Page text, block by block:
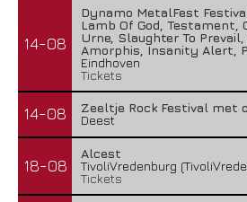
14-08
Dynamo MetalFest
Lamb Of God, Testament,
Urne, Slaughter To
Amorphis, Insanity Alert,
Eindhoven
Tickets
14-08
Zeeltje Rock Festival met
Deest
18-08
Alcest
TivoliVredenburg
Tickets